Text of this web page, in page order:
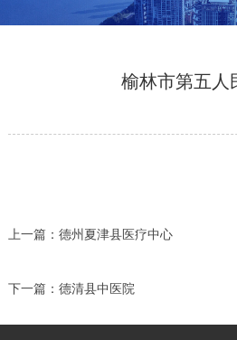
服务
榆林市第五人
上一篇： 德州夏津县医疗中心
下一篇： 德清县中医院